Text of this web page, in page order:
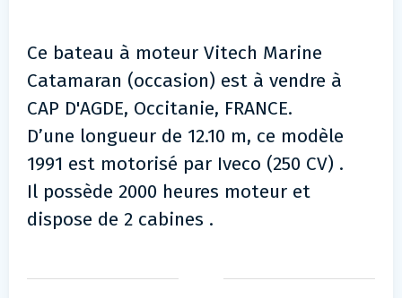
Ce bateau à moteur Vitech Marine
Catamaran (occasion) est à vendre à
CAP D'AGDE, Occitanie, FRANCE.
D’une longueur de 12.10 m, ce modèle
1991 est motorisé par Iveco (250 CV) .
Il possède 2000 heures moteur et
dispose de 2 cabines .